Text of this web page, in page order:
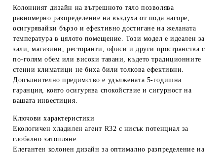
Колонният дизайн на вътрешното тяло позволява
равномерно разпределение на въздуха от пода нагоре,
осигурявайки бързо и ефективно достигане на желаната
температура в цялото помещение. Този модел е идеален за
зали, магазини, ресторанти, офиси и други пространства с
по-голям обем или високи тавани, където традиционните
стенни климатици не биха били толкова ефективни.
Допълнително предимство е удължената 5-годишна
гаранция, която осигурява спокойствие и сигурност на
вашата инвестиция.
Ключови характеристики
Екологичен хладилен агент R32 с нисък потенциал за
глобално затопляне.
Елегантен колонен дизайн за оптимално разпределение на